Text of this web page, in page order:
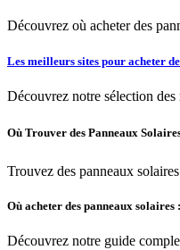
Découvrez où acheter des
Les meilleurs sites pour acheter
Découvrez notre sélection
Où Trouver des Panneaux
Trouvez des panneaux
Où acheter des panneaux
Découvrez notre guide